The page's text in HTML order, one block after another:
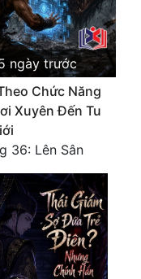
ngày trước
Chức Năng
Xuyên Đến Tu
36: Lên Sân